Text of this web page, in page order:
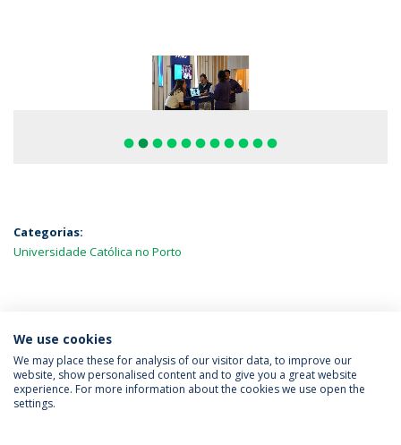
fiber_manual_record fiber_manual_record fiber_manual_record fiber_manual_record fiber_manual_record fiber_manual_record fiber_manual_record fiber_manual_record fiber_manual_record fiber_manual_record fiber_manual_record
Categorias:
Universidade Católica no Porto
MAIS NOTÍCIAS
Política de Privacidade
Termos & Condições
We use cookies
We may place these for analysis of our visitor data, to improve our
website, show personalised content and to give you a great website
experience. For more information about the cookies we use open the
settings.